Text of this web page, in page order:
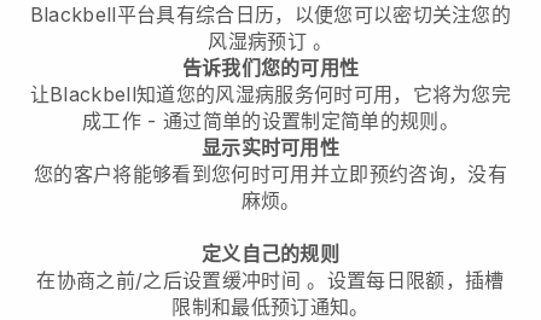
Blackbell平台具有综合日历，以便您可以密切关注您的
风湿病预订。
告诉我们您的可用性
让Blackbell知道您的风湿病服务何时可用，它将为您完
成工作 - 通过简单的设置制定简单的规则。
显示实时可用性
您的客户将能够看到您何时可用并立即预约咨询，没有
麻烦。
定义自己的规则
在协商之前/之后设置缓冲时间 。设置每日限额，插槽
限制和最低预订通知。